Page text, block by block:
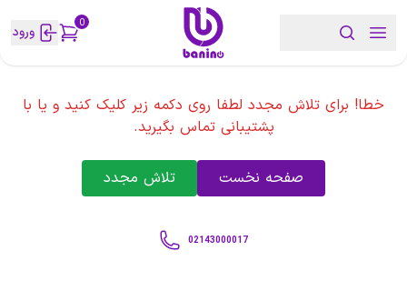
0 ورود
خطا! برای تلاش مجدد لطفا روی دکمه زیر کلیک کنید و یا با
پشتیبانی تماس بگیرید.
صفحه نخست تلاش مجدد
02143000017